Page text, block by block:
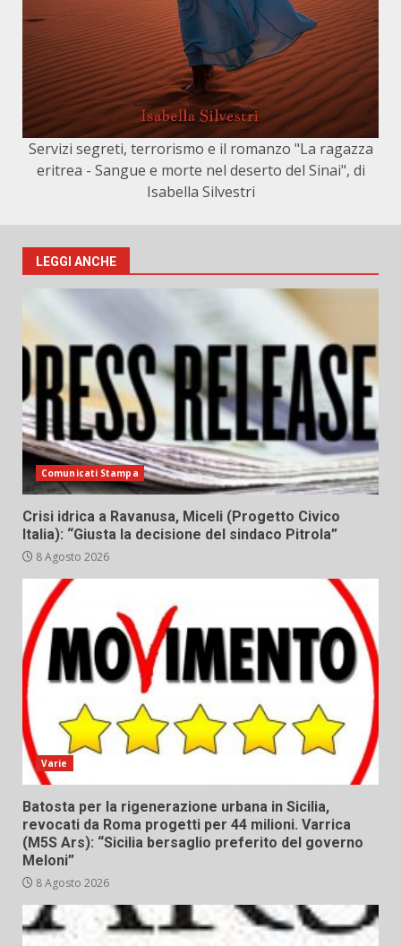
Servizi segreti, terrorismo e il romanzo "La ragazza
eritrea - Sangue e morte nel deserto del Sinai", di
Isabella Silvestri
LEGGI ANCHE
Comunicati Stampa
Crisi idrica a Ravanusa, Miceli (Progetto Civico
Italia): “Giusta la decisione del sindaco Pitrola”
8 Agosto 2026
Varie
Batosta per la rigenerazione urbana in Sicilia,
revocati da Roma progetti per 44 milioni. Varrica
(M5S Ars): “Sicilia bersaglio preferito del governo
Meloni”
8 Agosto 2026